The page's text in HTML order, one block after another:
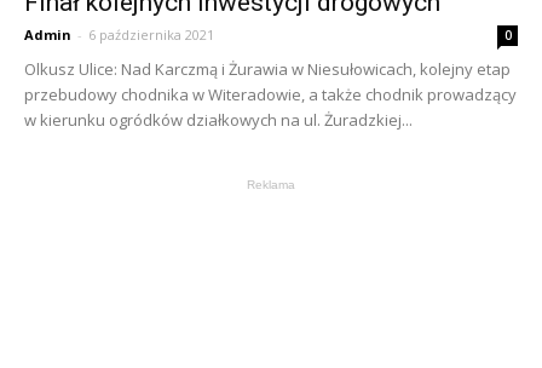
Admin - 6 października 2021 0
Olkusz Ulice: Nad Karczmą i Żurawia w Niesułowicach, kolejny etap
przebudowy chodnika w Witeradowie, a także chodnik prowadzący
w kierunku ogródków działkowych na ul. Żuradzkiej...
Reklama